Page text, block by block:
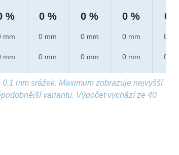
%
mm
mm
0 %
0 mm
0 mm
0 %
0 mm
0 mm
0 %
0 mm
0 mm
0 %
0 mm
0 mm
mm srážek. Maximum zobrazuje nejvyšší
variantu. Výpočet vychází ze 40